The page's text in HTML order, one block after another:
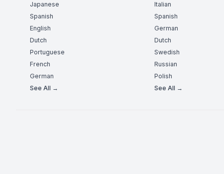
Japanese
Spanish
English
Dutch
Portuguese
French
German
See All →
Italian
Spanish
German
Dutch
Swedish
Russian
Polish
See All →